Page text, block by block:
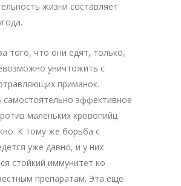
жизни составляет
того, что они едят, только,
уничтожить с
приманок.
самостоятельно эффективное
маленьких кровопийц
К тому же борьба с
уже давно, и у них
стойкий иммунитет ко
препаратам. Эта еще